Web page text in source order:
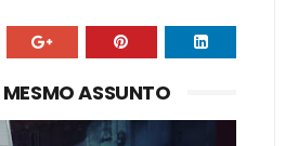
ASSUNTO